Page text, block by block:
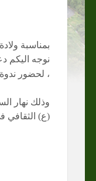
بمناسبة
نوجه اليكم
، لحضور ندوة
(ع) الثقافي